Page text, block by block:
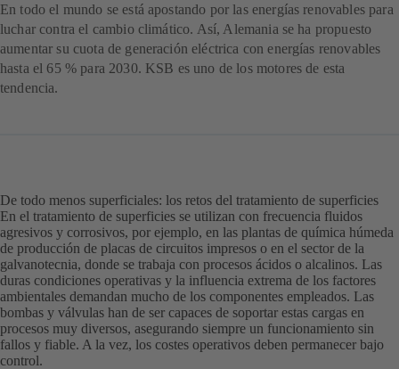
En todo el mundo se está apostando por las energías renovables para
luchar contra el cambio climático. Así, Alemania se ha propuesto
aumentar su cuota de generación eléctrica con energías renovables
hasta el 65 % para 2030. KSB es uno de los motores de esta
tendencia.
De todo menos superficiales: los retos del tratamiento de superficies
En el tratamiento de superficies se utilizan con frecuencia fluidos
agresivos y corrosivos, por ejemplo, en las plantas de química húmeda
de producción de placas de circuitos impresos o en el sector de la
galvanotecnia, donde se trabaja con procesos ácidos o alcalinos. Las
duras condiciones operativas y la influencia extrema de los factores
ambientales demandan mucho de los componentes empleados. Las
bombas y válvulas han de ser capaces de soportar estas cargas en
procesos muy diversos, asegurando siempre un funcionamiento sin
fallos y fiable. A la vez, los costes operativos deben permanecer bajo
control.